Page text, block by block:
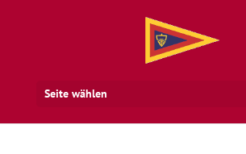
Seite wählen